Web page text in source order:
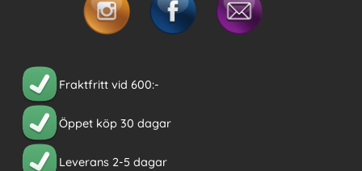
Fraktfritt vid 600:-
Öppet köp 30 dagar
Leverans 2-5 dagar